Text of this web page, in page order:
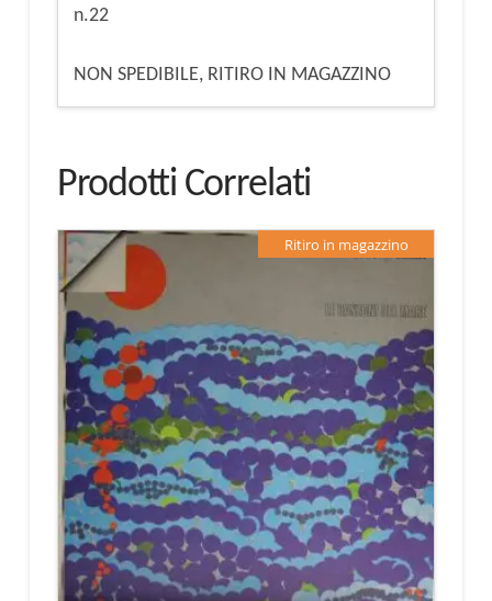
n.22
NON SPEDIBILE, RITIRO IN MAGAZZINO
Prodotti Correlati
Ritiro in magazzino